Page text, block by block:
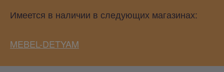
Имеется в наличии в следующих магазинах:
MEBEL-DETYAM